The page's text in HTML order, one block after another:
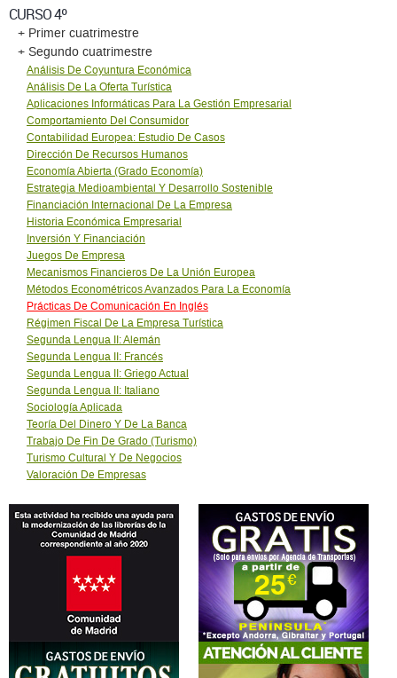
CURSO 4º
+ Primer cuatrimestre
+ Segundo cuatrimestre
Análisis De Coyuntura Económica
Análisis De La Oferta Turística
Aplicaciones Informáticas Para La Gestión Empresarial
Comportamiento Del Consumidor
Contabilidad Europea: Estudio De Casos
Dirección De Recursos Humanos
Economía Abierta (Grado Economía)
Estrategia Medioambiental Y Desarrollo Sostenible
Financiación Internacional De La Empresa
Historia Económica Empresarial
Inversión Y Financiación
Juegos De Empresa
Mecanismos Financieros De La Unión Europea
Métodos Econométricos Avanzados Para La Economía
Prácticas De Comunicación En Inglés
Régimen Fiscal De La Empresa Turística
Segunda Lengua II: Alemán
Segunda Lengua II: Francés
Segunda Lengua II: Griego Actual
Segunda Lengua II: Italiano
Sociología Aplicada
Teoría Del Dinero Y De La Banca
Trabajo De Fin De Grado (Turismo)
Turismo Cultural Y De Negocios
Valoración De Empresas